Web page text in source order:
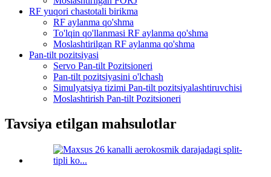
RF yuqori chastotali birikma
RF aylanma qo'shma
To'lqin qo'llanmasi RF aylanma qo'shma
Moslashtirilgan RF aylanma qo'shma
Pan-tilt pozitsiyasi
Servo Pan-tilt Pozitsioneri
Pan-tilt pozitsiyasini o'lchash
Simulyatsiya tizimi Pan-tilt pozitsiyalashtiruvchisi
Moslashtirish Pan-tilt Pozitsioneri
Tavsiya etilgan mahsulotlar